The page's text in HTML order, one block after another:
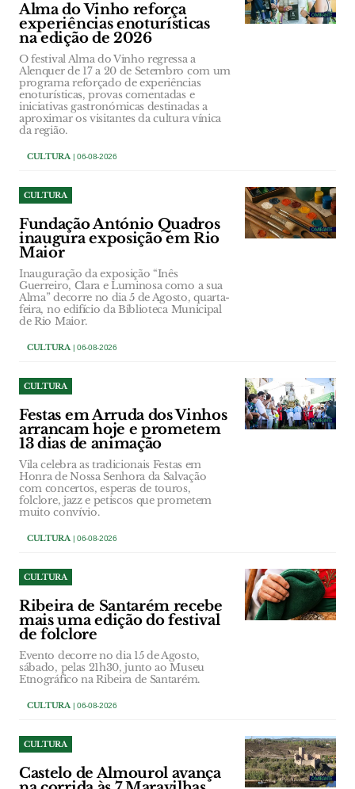
Alma do Vinho reforça
experiências enoturísticas
na edição de 2026
O festival Alma do Vinho regressa a
Alenquer de 17 a 20 de Setembro com um
programa reforçado de experiências
enoturísticas, provas comentadas e
iniciativas gastronómicas destinadas a
aproximar os visitantes da cultura vínica
da região.
CULTURA| 06-08-2026
CULTURA
Fundação António Quadros
inaugura exposição em Rio
Maior
Inauguração da exposição “Inês
Guerreiro, Clara e Luminosa como a sua
Alma” decorre no dia 5 de Agosto, quarta-
feira, no edifício da Biblioteca Municipal
de Rio Maior.
CULTURA| 06-08-2026
CULTURA
Festas em Arruda dos Vinhos
arrancam hoje e prometem
13 dias de animação
Vila celebra as tradicionais Festas em
Honra de Nossa Senhora da Salvação
com concertos, esperas de touros,
folclore, jazz e petiscos que prometem
muito convívio.
CULTURA| 06-08-2026
CULTURA
Ribeira de Santarém recebe
mais uma edição do festival
de folclore
Evento decorre no dia 15 de Agosto,
sábado, pelas 21h30, junto ao Museu
Etnográfico na Ribeira de Santarém.
CULTURA| 06-08-2026
CULTURA
Castelo de Almourol avança